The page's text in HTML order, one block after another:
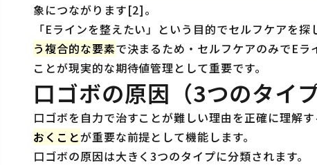
象につながります[2]。
「Eラインを整えたい」という目的でセルフケアを
う複合的な要素で決まるため・セルフケアのみでE
ことが現実的な期待値管理として重要です。
口ゴボの原因（3つのタイ
口ゴボを自力で治すことが難しい理由を正確に理解す
おくことが重要な前提として機能します。
口ゴボの原因は大きく3つのタイプに分類されます。